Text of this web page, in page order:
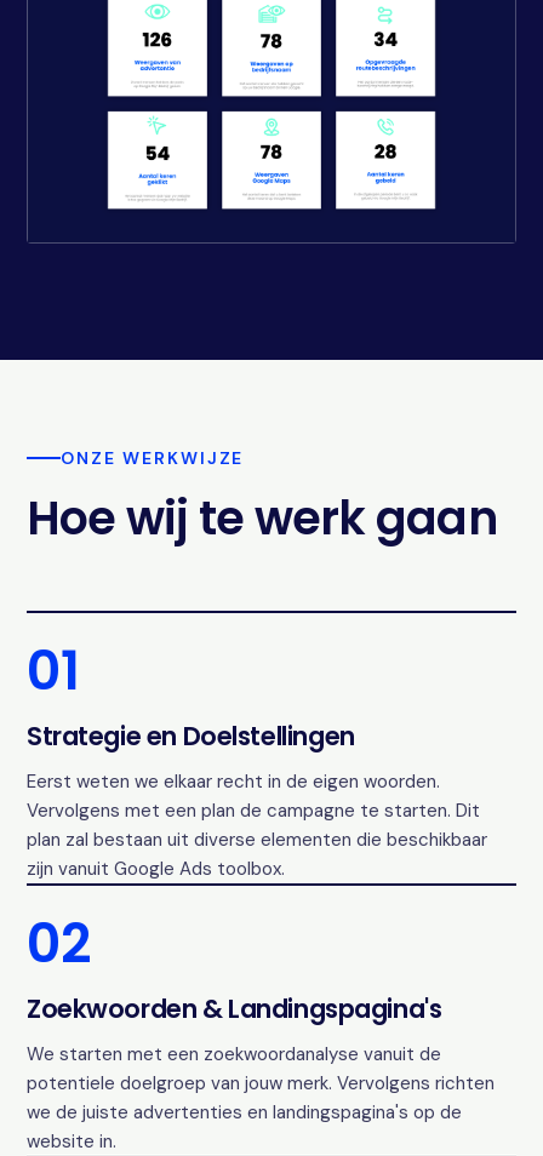
ONZE WERKWIJZE
Hoe wij te werk gaan
01
Strategie en Doelstellingen
Eerst weten we elkaar recht in de eigen woorden.
Vervolgens met een plan de campagne te starten. Dit
plan zal bestaan uit diverse elementen die beschikbaar
zijn vanuit Google Ads toolbox.
02
Zoekwoorden & Landingspagina's
We starten met een zoekwoordanalyse vanuit de
potentiele doelgroep van jouw merk. Vervolgens richten
we de juiste advertenties en landingspagina's op de
website in.